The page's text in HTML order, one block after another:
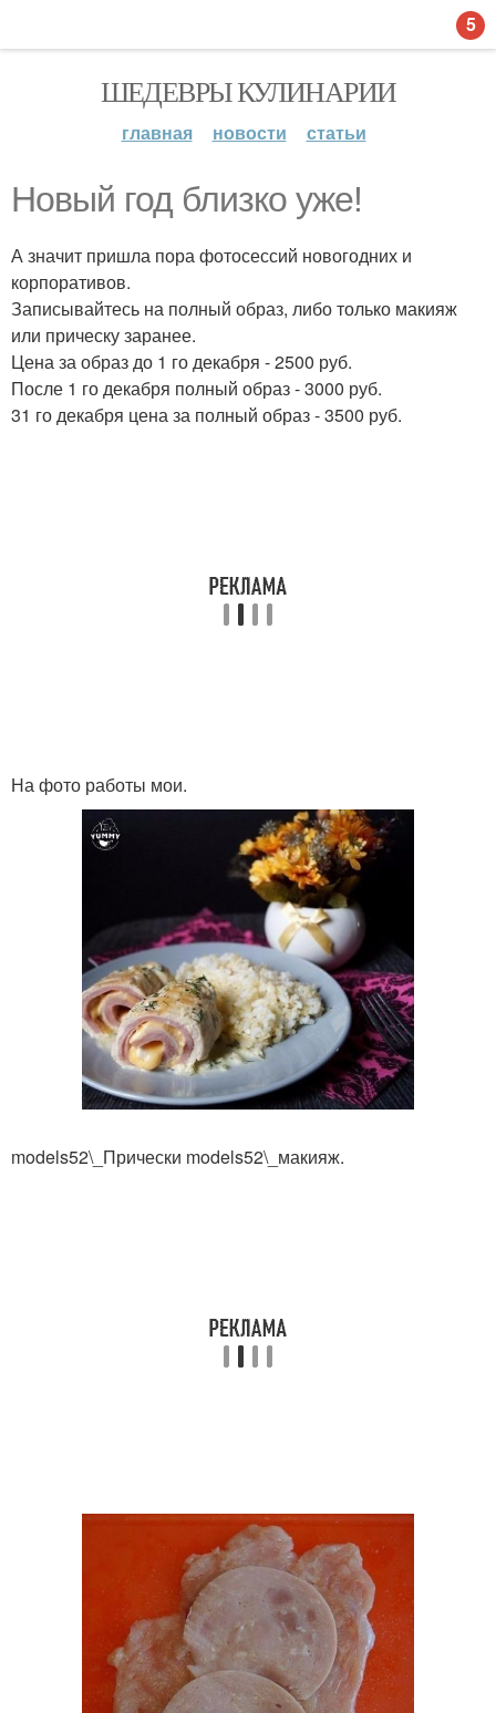
ШЕДЕВРЫ КУЛИНАРИИ
главная новости статьи
Новый год близко уже!
А значит пришла пора фотосессий новогодних и
корпоративов.
Записывайтесь на полный образ, либо только макияж
или прическу заранее.
Цена за образ до 1 го декабря - 2500 руб.
После 1 го декабря полный образ - 3000 руб.
31 го декабря цена за полный образ - 3500 руб.
На фото работы мои.
models52\_Прически models52\_макияж.
5